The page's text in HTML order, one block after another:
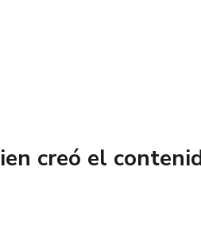
creó el